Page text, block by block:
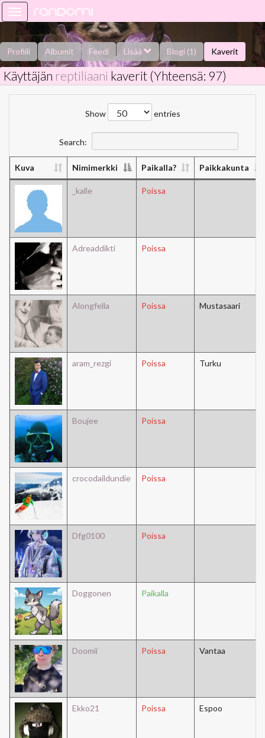
Toggle
navigation
Profiili Albumit Feedi Lisää Blogi (1) Kaverit
Kysy minulta Tietoa Kaverikirja Gallupit Saavutukset
Käyttäjän reptiliaani kaverit (Yhteensä: 97)
Show entries
Search:
Kuva Nimimerkki Paikalla? Paikkakunta
_kalle Poissa
Adreaddikti Poissa
Alongfella Poissa Mustasaari
aram_rezgi Poissa Turku
Boujee Poissa
crocodaildundie Poissa
Dfg0100 Poissa
Doggonen Paikalla
Doomii Poissa Vantaa
Ekko21 Poissa Espoo